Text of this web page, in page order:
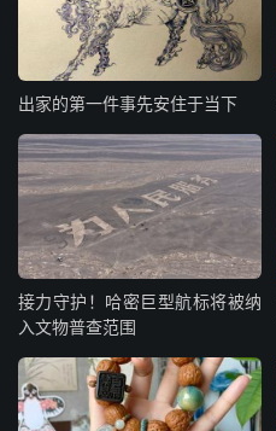
出家的第一件事先安住于当下
接力守护！哈密巨型航标将被纳
入文物普查范围